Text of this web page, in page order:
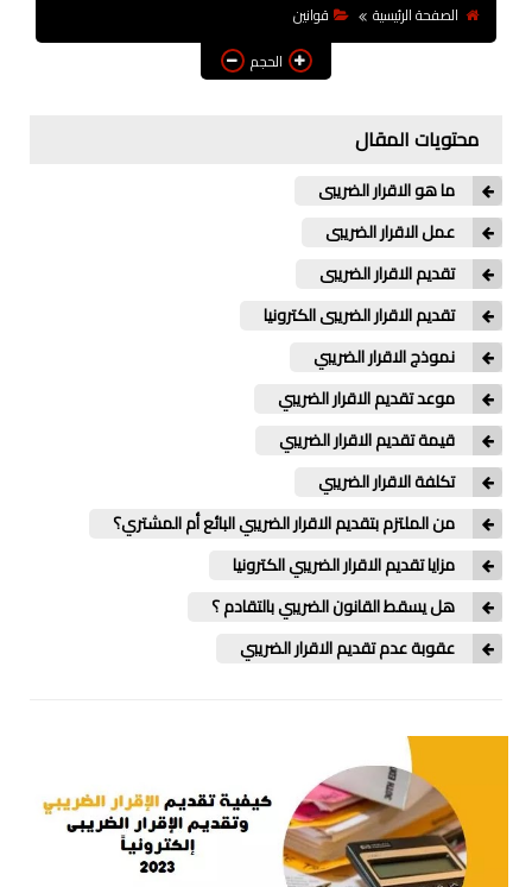
الصفحة الرئيسية
قوانين
الحجم
محتويات المقال
ما هو الاقرار الضريبى
عمل الاقرار الضريبى
تقديم الاقرار الضريبى
تقديم الاقرار الضريبى الكترونيا
نموذج الاقرار الضريبي
موعد تقديم الاقرار الضريبي
قيمة تقديم الاقرار الضريبي
تكلفة الاقرار الضريبي
من الملتزم بتقديم الاقرار الضريبي البائع أم المشتري؟
مزايا تقديم الاقرار الضريبي الكترونيا
هل يسقط القانون الضريبي بالتقادم ؟
عقوبة عدم تقديم الاقرار الضريبي